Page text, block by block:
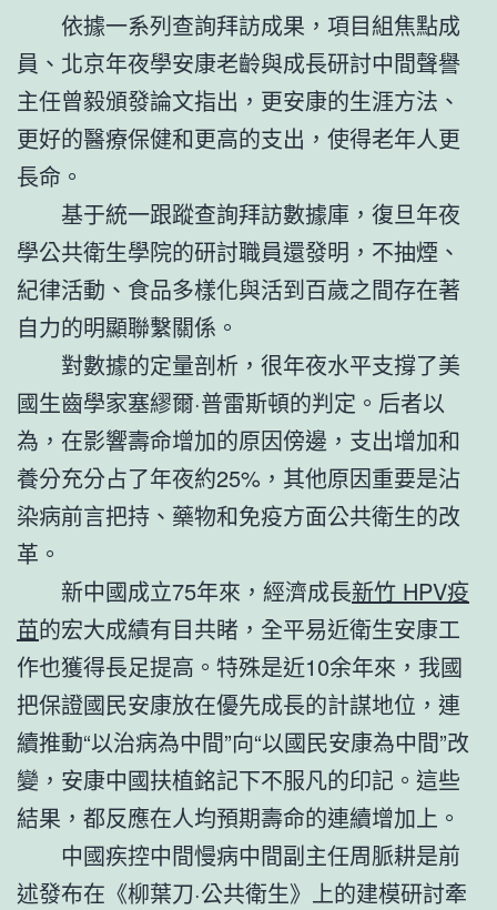
依據一系列查詢拜訪成果，項目組焦點成
員、北京年夜學安康老齡與成長研討中間聲譽
主任曾毅頒發論文指出，更安康的生涯方法、
更好的醫療保健和更高的支出，使得老年人更
長命。
基于統一跟蹤查詢拜訪數據庫，復旦年夜
學公共衛生學院的研討職員還發明，不抽煙、
紀律活動、食品多樣化與活到百歲之間存在著
自力的明顯聯繫關係。
對數據的定量剖析，很年夜水平支撐了美
國生齒學家塞繆爾·普雷斯頓的判定。后者以
為，在影響壽命增加的原因傍邊，支出增加和
養分充分占了年夜約25%，其他原因重要是沾
染病前言把持、藥物和免疫方面公共衛生的改
革。
新中國成立75年來，經濟成長新竹 HPV疫
苗的宏大成績有目共睹，全平易近衛生安康工
作也獲得長足提高。特殊是近10余年來，我國
把保證國民安康放在優先成長的計謀地位，連
續推動“以治病為中間”向“以國民安康為中間”改
變，安康中國扶植銘記下不服凡的印記。這些
結果，都反應在人均預期壽命的連續增加上。
中國疾控中間慢病中間副主任周脈耕是前
述發布在《柳葉刀·公共衛生》上的建模研討牽